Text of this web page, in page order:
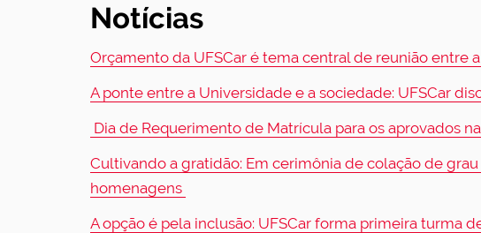
Notícias
Orçamento da UFSCar é tema central de reunião entre
A ponte entre a Universidade e a sociedade: UFSCar
Dia de Requerimento de Matrícula para os aprovados na
Cultivando a gratidão: Em cerimônia de colação de
homenagens
A opção é pela inclusão: UFSCar forma primeira turma